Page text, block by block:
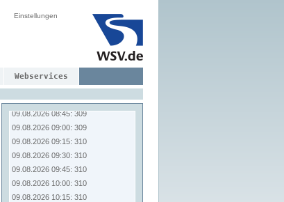
Einstellungen
Webservices
09.08.2026 07:00: 307
09.08.2026 08:00: 308
09.08.2026 08:15: 309
09.08.2026 08:30: 309
09.08.2026 08:45: 309
09.08.2026 09:00: 309
09.08.2026 09:15: 310
09.08.2026 09:30: 310
09.08.2026 09:45: 310
09.08.2026 10:00: 310
09.08.2026 10:15: 310